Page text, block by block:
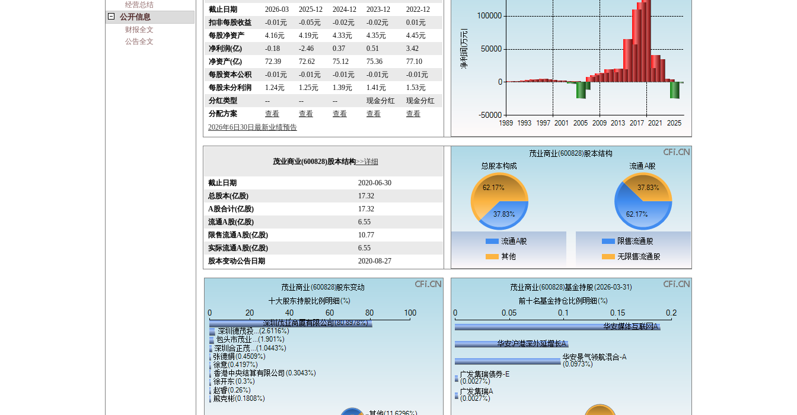
经营总结
公开信息
财报全文
公告全文
截止日期 2026-03 2025-12 2024-12 2023-12
2022-12
扣非每股收益
-0.01元 -0.05元 -0.02元 -0.02元
0.01元
每股净资产
4.16元 4.19元 4.33元 4.35元
4.45元
净利润(亿)
-0.18 -2.46 0.37 0.51
3.42
净资产(亿)
72.39 72.62 75.12 75.36
77.10
每股资本公积
-0.01元 -0.01元 -0.01元 -0.01元
-0.01元
每股未分利润
1.24元 1.25元 1.39元 1.41元
1.53元
分红类型
-- -- -- 现金分红
现金分红
分配方案
查看 查看 查看 查看
查看
2026年6日30日最新业绩预告
茂业商业(600828)股本结构>>详细
截止日期
2020-06-30
总股本(亿股)
17.32
A股合计(亿股)
17.32
流通A股(亿股)
6.55
限售流通A股(亿股)
10.77
实际流通A股(亿股)
6.55
股本变动公告日期
2020-08-27